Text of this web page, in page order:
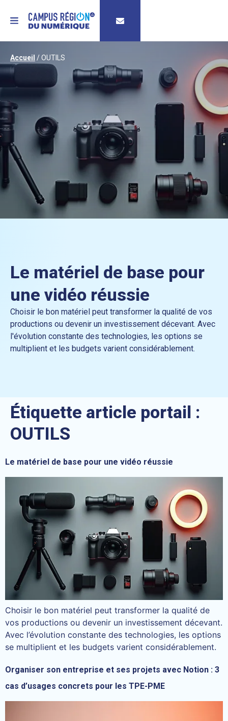
MENU
Accueil /OUTILS
Le matériel de base pour
une vidéo réussie
Choisir le bon matériel peut transformer la qualité de vos
productions ou devenir un investissement décevant. Avec
l'évolution constante des technologies, les options se
multiplient et les budgets varient considérablement.
Étiquette article portail :
OUTILS
Le matériel de base pour une vidéo réussie
Choisir le bon matériel peut transformer la qualité de
vos productions ou devenir un investissement décevant.
Avec l’évolution constante des technologies, les options
se multiplient et les budgets varient considérablement.
Organiser son entreprise et ses projets avec Notion : 3
cas d’usages concrets pour les TPE-PME